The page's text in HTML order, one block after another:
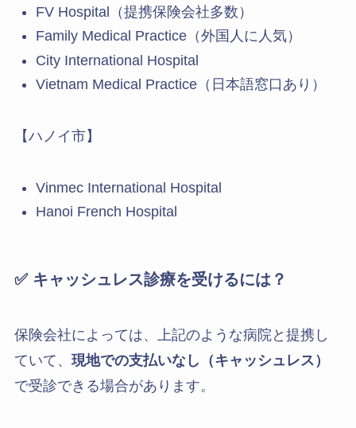
FV Hospital（提携保険会社多数）
Family Medical Practice（外国人に人気）
City International Hospital
Vietnam Medical Practice（日本語窓口あり）
【ハノイ市】
Vinmec International Hospital
Hanoi French Hospital
✅ キャッシュレス診療を受けるには？
保険会社によっては、上記のような病院と提携し
ていて、 現地での支払いなし（キャッシュレス）
で受診できる場合があります。